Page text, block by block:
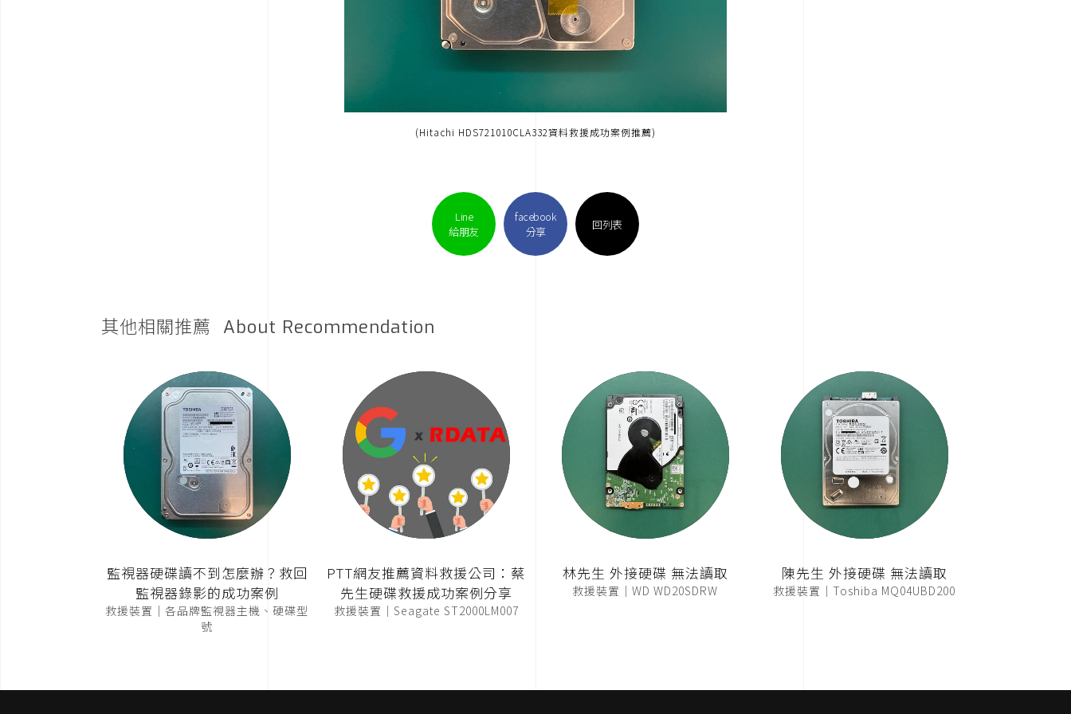
(Hitachi HDS721010CLA332資料救援成功案例推薦)
Line
給朋友
facebook
分享
回列表
其他相關推薦 About Recommendation
監視器硬碟讀不到怎麼辦？救回
監視器錄影的成功案例
救援裝置｜各品牌監視器主機、硬碟型
號
PTT網友推薦資料救援公司：蔡
先生硬碟救援成功案例分享
救援裝置｜Seagate ST2000LM007
林先生 外接硬碟 無法讀取
救援裝置｜WD WD20SDRW
陳先生 外接硬碟 無法讀取
救援裝置｜Toshiba MQ04UBD200